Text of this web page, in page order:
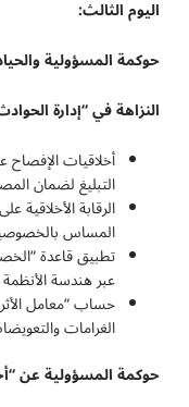
اليوم الثالث:
حوكمة المسؤولية
النزاهة في “إدارة
أخلاقيات الإفصاح
التبليغ لضمان
الرقابة الأخلاقية
المساس
تطبيق قاعدة
عبر هندسة الأنظمة
حساب “معامل الأثر
الغرامات
حوكمة المسؤولية عن